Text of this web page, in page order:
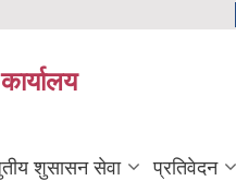
शुसासन सेवा प्रतिवेदन